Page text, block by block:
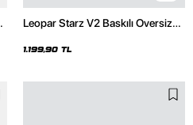
Leopar Starz V2 Baskılı Oversize
1.199,90 TL